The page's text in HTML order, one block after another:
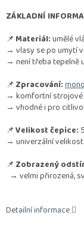
ZÁKLADNÍ
📌Materiál:umělé
→ vlasy se po umytí
→ není třeba tepelně
📌Zpracování:
→ komfortní strojové
→ vhodné i pro
📌Velikost čepice:
→ univerzální
📌Zobrazený
→ velmi přirozená,
Detailní informace